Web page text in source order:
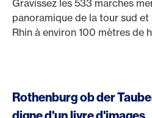
Gravissez les 533 marches
panoramique de la tour sud
Rhin à environ 100 mètres de
Rothenburg ob der